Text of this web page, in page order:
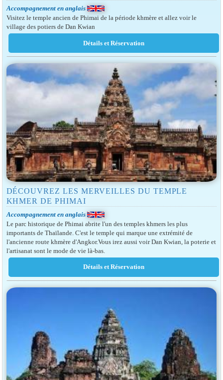
Accompagnement en anglais
Visitez le temple ancien de Phimai de la période khmère et allez voir le
village des potiers de Dan Kwian
DÉCOUVREZ LES MERVEILLES DU TEMPLE
KHMER DE PHIMAI
Accompagnement en anglais
Le parc historique de Phimai abrite l'un des temples khmers les plus
importants de Thaïlande. C'est le temple qui marque une extrémité de
l'ancienne route khmère d'Angkor.Vous irez aussi voir Dan Kwian, la poterie et
l'artisanat sont le mode de vie là-bas.